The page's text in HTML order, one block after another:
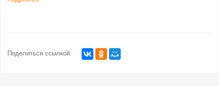
Поделиться ссылкой: